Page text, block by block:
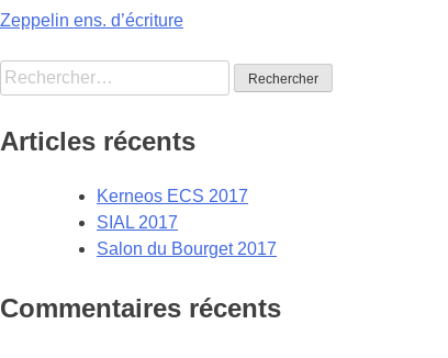
Navigation
de
l’article
Zeppelin ens. d’écriture
Rechercher :
Articles récents
Kerneos ECS 2017
SIAL 2017
Salon du Bourget 2017
Commentaires récents